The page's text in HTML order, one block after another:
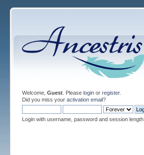
Welcome, Guest. Please loginor register.
Did you miss your activation email?
Login with username, password and session length